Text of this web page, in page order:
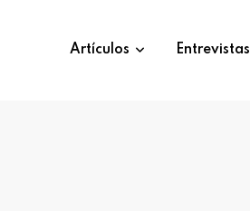
Artículos Entrevistas